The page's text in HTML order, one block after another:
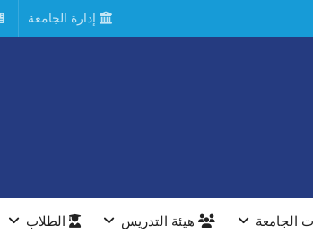
إدارة الجامعة
الجامعة هيئة التدريس الطلاب